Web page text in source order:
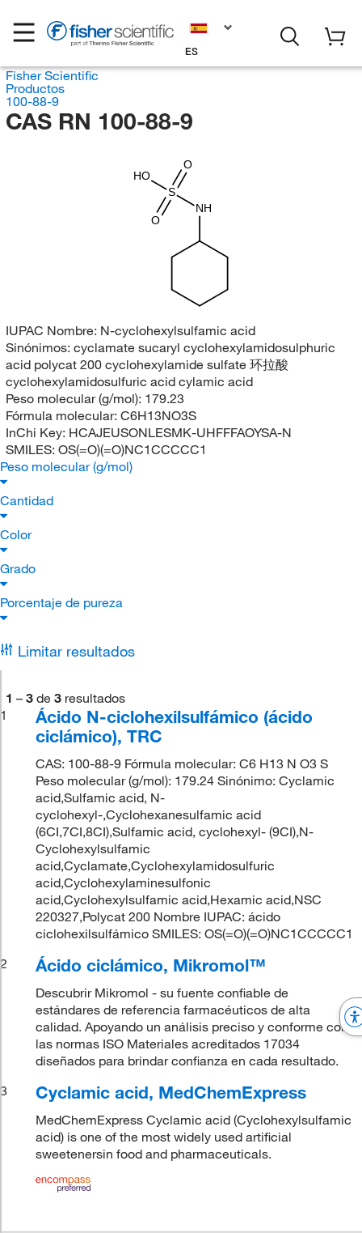
ES
Fisher Scientific
Productos
100-88-9
CAS RN 100-88-9
HO
S
O
O
NH
IUPAC Nombre: N-cyclohexylsulfamic acid
Sinónimos: cyclamate sucaryl cyclohexylamidosulphuric
acid polycat 200 cyclohexylamide sulfate 环拉酸
cyclohexylamidosulfuric acid cylamic acid
Peso molecular (g/mol): 179.23
Fórmula molecular: C6H13NO3S
InChi Key: HCAJEUSONLESMK-UHFFFAOYSA-N
SMILES: OS(=O)(=O)NC1CCCCC1
Peso molecular (g/mol)
Cantidad
Color
Grado
Porcentaje de pureza
Limitar resultados
1 – 3 de 3 resultados
1
Ácido N-ciclohexilsulfámico (ácido
ciclámico), TRC
CAS: 100-88-9 Fórmula molecular: C6 H13 N O3 S
Peso molecular (g/mol): 179.24 Sinónimo: Cyclamic
acid,Sulfamic acid, N-
cyclohexyl-,Cyclohexanesulfamic acid
(6CI,7CI,8CI),Sulfamic acid, cyclohexyl- (9CI),N-
Cyclohexylsulfamic
acid,Cyclamate,Cyclohexylamidosulfuric
acid,Cyclohexylaminesulfonic
acid,Cyclohexylsulfamic acid,Hexamic acid,NSC
220327,Polycat 200 Nombre IUPAC: ácido
ciclohexilsulfámico SMILES: OS(=O)(=O)NC1CCCCC1
2
Ácido ciclámico, Mikromol™
Descubrir Mikromol - su fuente confiable de
estándares de referencia farmacéuticos de alta
calidad. Apoyando un análisis preciso y conforme con
las normas ISO Materiales acreditados 17034
diseñados para brindar confianza en cada resultado.
3
Cyclamic acid, MedChemExpress
MedChemExpress Cyclamic acid (Cyclohexylsulfamic
acid) is one of the most widely used artificial
sweetenersin food and pharmaceuticals.